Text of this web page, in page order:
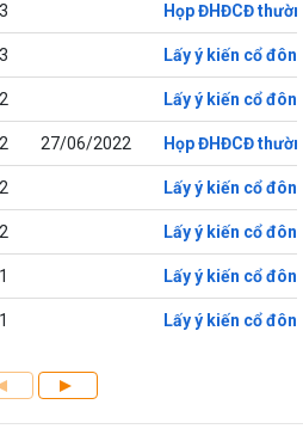
Họp ĐHĐCĐ
Lấy ý kiến cổ
Lấy ý kiến cổ
27/06/2022 Họp ĐHĐCĐ
Lấy ý kiến cổ
Lấy ý kiến cổ
Lấy ý kiến cổ
Lấy ý kiến cổ